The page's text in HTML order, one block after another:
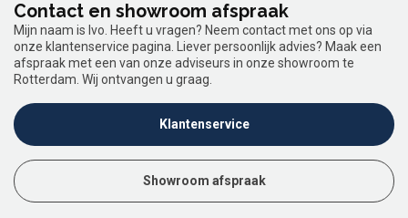
Contact en showroom afspraak
Mijn naam is Ivo. Heeft u vragen? Neem contact met ons op via
onze klantenservice pagina. Liever persoonlijk advies? Maak een
afspraak met een van onze adviseurs in onze showroom te
Rotterdam. Wij ontvangen u graag.
Klantenservice
Showroom afspraak